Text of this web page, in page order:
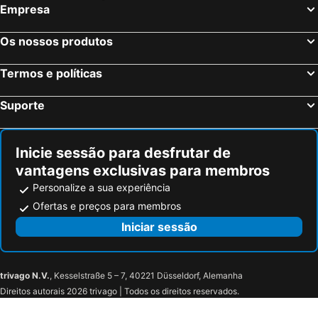
Empresa
Os nossos produtos
Termos e políticas
Suporte
Inicie sessão para desfrutar de
vantagens exclusivas para membros
Personalize a sua experiência
Ofertas e preços para membros
Iniciar sessão
trivago N.V., Kesselstraße 5 – 7, 40221 Düsseldorf, Alemanha
Direitos autorais 2026 trivago | Todos os direitos reservados.